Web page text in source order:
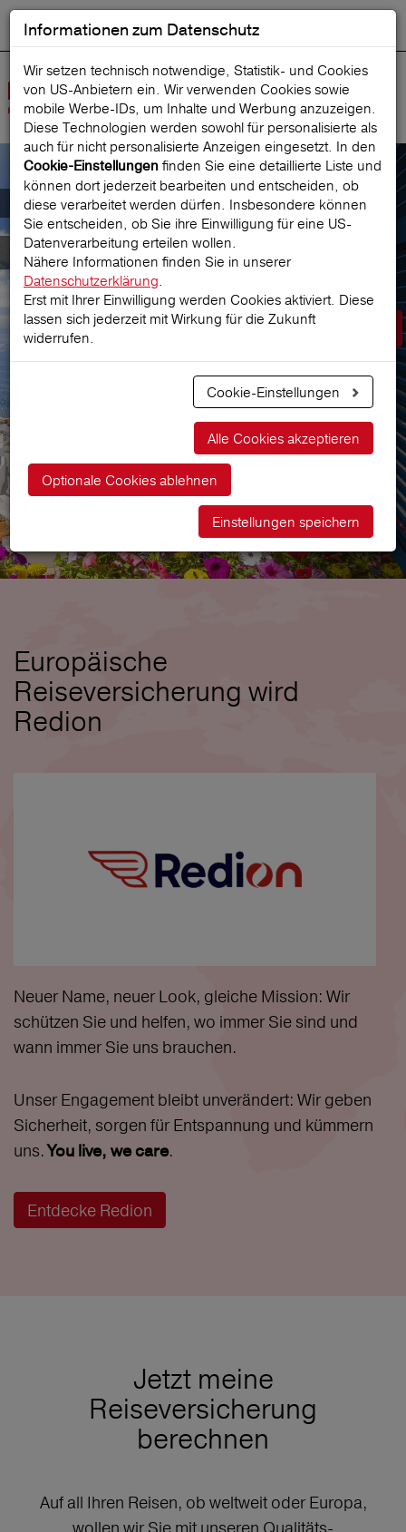
Suche starten
Der österreichische Marktführer für
Reiseversicherungen
Prämie berechnen
Europäische
Reiseversicherung wird
Redion
Neuer Name, neuer Look, gleiche Mission: Wir
schützen Sie und helfen, wo immer Sie sind und
wann immer Sie uns brauchen.
Unser Engagement bleibt unverändert: Wir geben
Sicherheit, sorgen für Entspannung und kümmern
uns.You live, we care.
Entdecke Redion
Jetzt meine
Reiseversicherung
berechnen
Auf all Ihren Reisen, ob weltweit oder Europa,
wollen wir Sie mit unseren Qualitäts-
Informationen zum Datenschutz
Wir setzen technisch notwendige, Statistik- und Cookies
von US-Anbietern ein. Wir verwenden Cookies sowie
mobile Werbe‑IDs, um Inhalte und Werbung anzuzeigen.
Diese Technologien werden sowohl für personalisierte als
auch für nicht personalisierte Anzeigen eingesetzt. In den
Cookie-Einstellungen finden Sie eine detaillierte Liste und
können dort jederzeit bearbeiten und entscheiden, ob
diese verarbeitet werden dürfen. Insbesondere können
Sie entscheiden, ob Sie ihre Einwilligung für eine US-
Datenverarbeitung erteilen wollen.
Nähere Informationen finden Sie in unserer
Datenschutzerklärung.
Erst mit Ihrer Einwilligung werden Cookies aktiviert. Diese
lassen sich jederzeit mit Wirkung für die Zukunft
widerrufen.
Cookie-Einstellungen
Alle Cookies akzeptieren
Optionale Cookies ablehnen
Einstellungen speichern